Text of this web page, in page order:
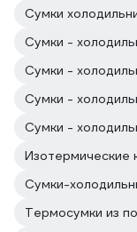
Сумки
Изотермические
Сумки-
Термосумки из